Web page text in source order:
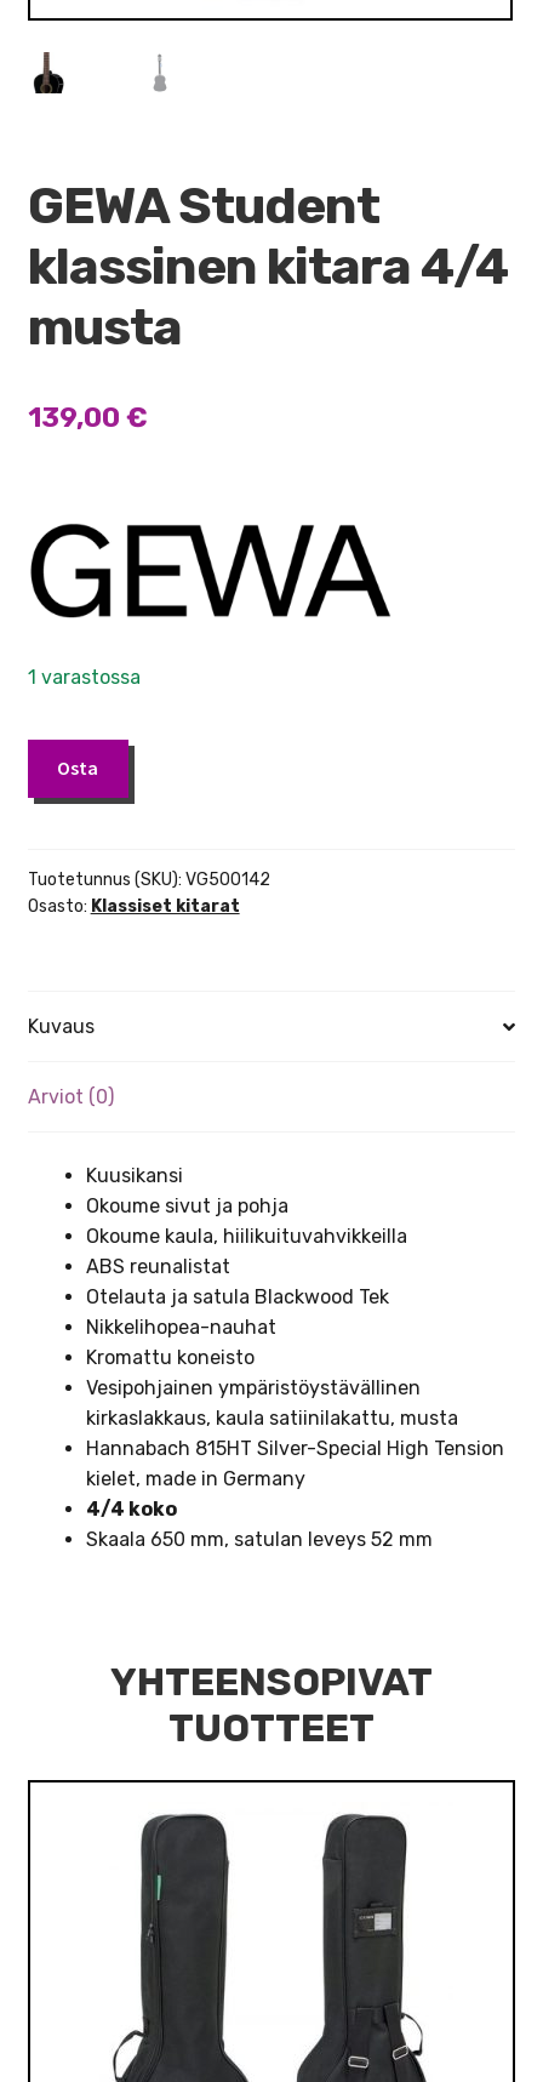
GEWA Student
klassinen kitara 4/4
musta
139,00 €
1 varastossa
4/4
musta
Osta
Tuotetunnus (SKU): VG500142
Osasto: Klassiset kitarat
Kuvaus
Arviot (0)
Kuusikansi
Okoume sivut ja pohja
Okoume kaula, hiilikuituvahvikkeilla
ABS reunalistat
Otelauta ja satula Blackwood Tek
Nikkelihopea-nauhat
Kromattu koneisto
Vesipohjainen ympäristöystävällinen
kirkaslakkaus, kaula satiinilakattu, musta
Hannabach 815HT Silver-Special High Tension
kielet, made in Germany
4/4 koko
Skaala 650 mm, satulan leveys 52 mm
YHTEENSOPIVAT
TUOTTEET